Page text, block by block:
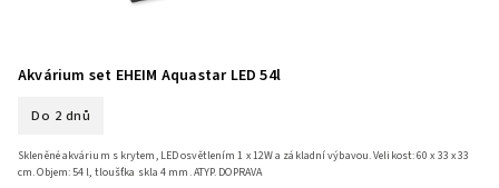
Akvárium set EHEIM Aquastar LED 54l
Do 2 dnů
Skleněné akvárium s krytem, LED osvětlením 1 x 12W a základní výbavou. Velikost: 60 x 33 x 33
cm. Objem: 54 l, tloušťka skla 4 mm. ATYP. DOPRAVA